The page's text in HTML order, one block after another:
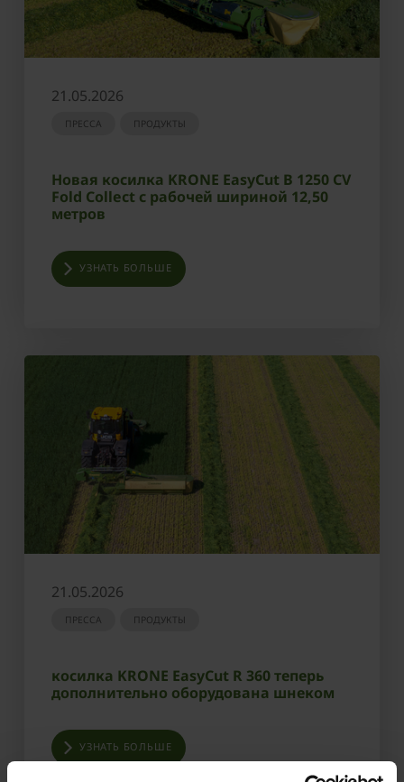
21.05.2026
ПРЕССА ПРОДУКТЫ
Новая косилка KRONE EasyCut B 1250 CV
Fold Collect с рабочей шириной 12,50
метров
УЗНАТЬ БОЛЬШЕ
21.05.2026
ПРЕССА ПРОДУКТЫ
косилка KRONE EasyCut R 360 теперь
дополнительно оборудована шнеком
УЗНАТЬ БОЛЬШЕ